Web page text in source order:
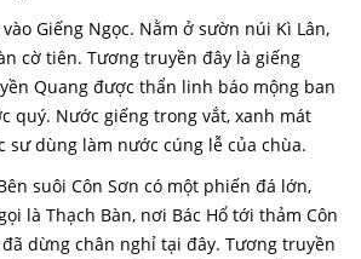
Giếng Ngọc. Nằm ở sườn núi Kì Lân,
cờ tiên. Tương truyền đây là giếng
Quang được thẩn linh báo mộng ban
quý. Nước giếng trong vắt, xanh mát
sư dùng làm nước cúng lễ của chùa.
suôi Côn Sơn có một phiến đá lớn,
là Thạch Bàn, nơi Bác Hổ tới thảm Côn
đã dừng chân nghỉ tại đây. Tương truyền